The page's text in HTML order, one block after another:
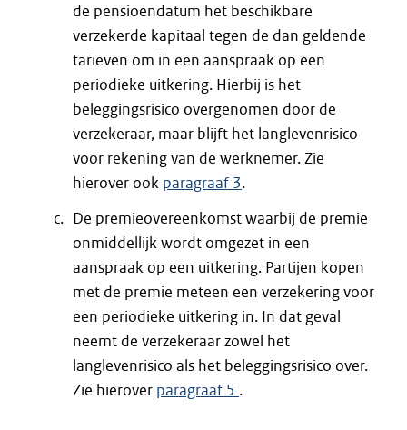
de pensioendatum het beschikbare
verzekerde kapitaal tegen de dan geldende
tarieven om in een aanspraak op een
periodieke uitkering. Hierbij is het
beleggingsrisico overgenomen door de
verzekeraar, maar blijft het langlevenrisico
voor rekening van de werknemer. Zie
hierover ook paragraaf 3.
De premieovereenkomst waarbij de premie
onmiddellijk wordt omgezet in een
aanspraak op een uitkering. Partijen kopen
met de premie meteen een verzekering voor
een periodieke uitkering in. In dat geval
neemt de verzekeraar zowel het
langlevenrisico als het beleggingsrisico over.
Zie hierover paragraaf 5 .